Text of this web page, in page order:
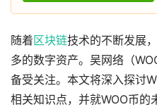
随着区块链技术的不断发展
多的数字资产。吴网络（
备受关注。本文将深入探讨
相关知识点，并就WOO币的